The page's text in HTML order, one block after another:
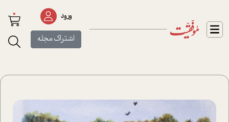
ورود
اشتراک مجله
0